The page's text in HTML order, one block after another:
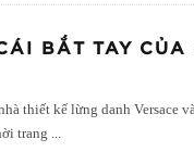
BẮT TAY CỦA
thiết kế lừng danh Versace
trang